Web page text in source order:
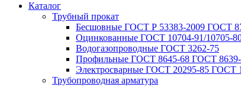
Каталог
Трубный прокат
Беcшовные ГОСТ Р 53383-2009 ГОСТ
Оцинкованные ГОСТ 10704-91/10705-
Водогазопроводные ГОСТ 3262-75
Профильные ГОСТ 8645-68 ГОСТ
Электросварные ГОСТ 20295-85 ГОСТ
Трубопроводная арматура